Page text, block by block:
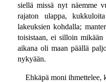
siellä missä nyt näemme
rajaton ulappa,
lakeuksien kohdalla;
toisistaan, ei silloin
aikana oli maan päällä
nykyään.
Ehkäpä moni ihmettelee,